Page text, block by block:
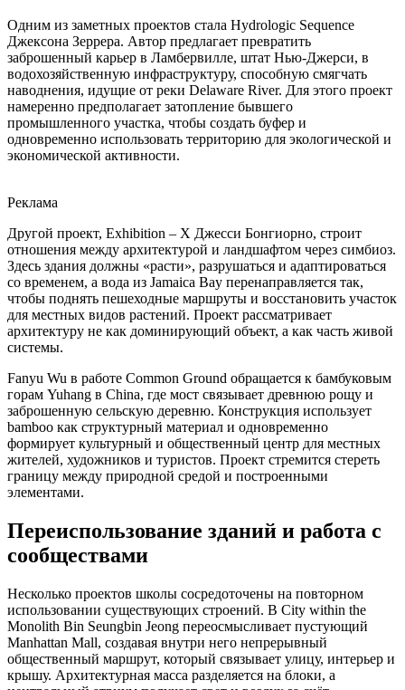
Одним из заметных проектов стала Hydrologic Sequence
Джексона Зеррера. Автор предлагает превратить
заброшенный карьер в Ламбервилле, штат Нью-Джерси, в
водохозяйственную инфраструктуру, способную смягчать
наводнения, идущие от реки Delaware River. Для этого проект
намеренно предполагает затопление бывшего
промышленного участка, чтобы создать буфер и
одновременно использовать территорию для экологической и
экономической активности.
Реклама
Другой проект, Exhibition – X Джесси Бонгиорно, строит
отношения между архитектурой и ландшафтом через симбиоз.
Здесь здания должны «расти», разрушаться и адаптироваться
со временем, а вода из Jamaica Bay перенаправляется так,
чтобы поднять пешеходные маршруты и восстановить участок
для местных видов растений. Проект рассматривает
архитектуру не как доминирующий объект, а как часть живой
системы.
Fanyu Wu в работе Common Ground обращается к бамбуковым
горам Yuhang в China, где мост связывает древнюю рощу и
заброшенную сельскую деревню. Конструкция использует
bamboo как структурный материал и одновременно
формирует культурный и общественный центр для местных
жителей, художников и туристов. Проект стремится стереть
границу между природной средой и построенными
элементами.
Переиспользование зданий и работа с
сообществами
Несколько проектов школы сосредоточены на повторном
использовании существующих строений. В City within the
Monolith Bin Seungbin Jeong переосмысливает пустующий
Manhattan Mall, создавая внутри него непрерывный
общественный маршрут, который связывает улицу, интерьер и
крышу. Архитектурная масса разделяется на блоки, а